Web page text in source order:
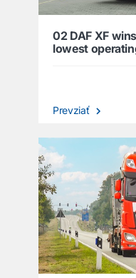
02 DAF XF
lowest
Prevziať